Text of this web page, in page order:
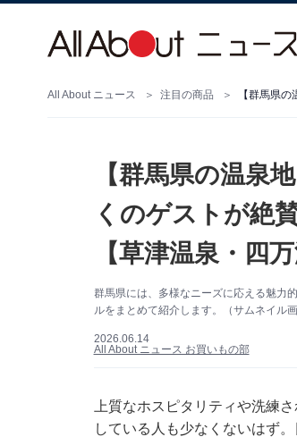
All About ニュース 注目の商品
【群馬県の温泉
くのゲストが絶
【草津温泉・四
群馬県には、多様なニーズに応える魅力
ルをまとめて紹介します。（サムネイル
2026.06.14
All About ニュース お買いもの部
上質なホスピタリティや洗練
している人も少なくないはず